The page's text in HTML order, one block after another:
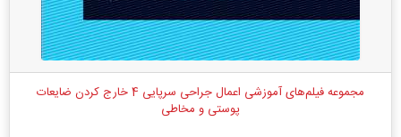
مجموعه فیلم‌های آموزشی اعمال جراحی سرپایی 4 خارج کردن ضایعات
پوستی و مخاطی